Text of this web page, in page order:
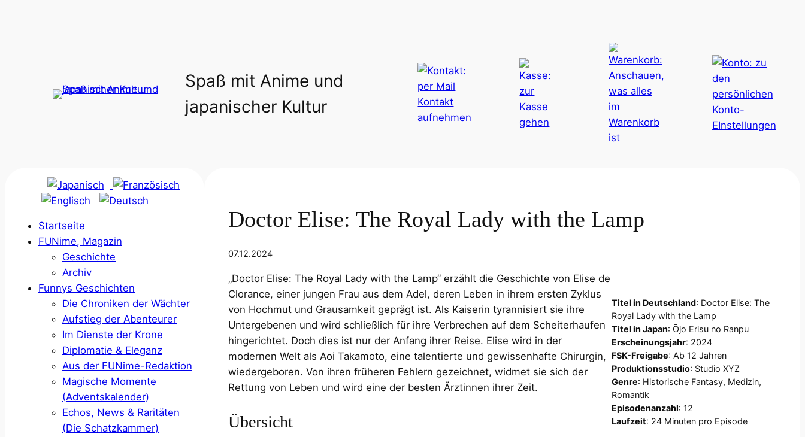
Spaß mit Anime und
japanischer Kultur
Startseite
FUNime, Magazin
Geschichte
Archiv
Funnys Geschichten
Die Chroniken der Wächter
Aufstieg der Abenteurer
Im Dienste der Krone
Diplomatie & Eleganz
Aus der FUNime-Redaktion
Magische Momente
(Adventskalender)
Echos, News & Raritäten
(Die Schatzkammer)
Doctor Elise: The Royal Lady with the Lamp
07.12.2024
„Doctor Elise: The Royal Lady with the Lamp“ erzählt die Geschichte von Elise de
Clorance, einer jungen Frau aus dem Adel, deren Leben in ihrem ersten Zyklus
von Hochmut und Grausamkeit geprägt ist. Als Kaiserin tyrannisiert sie ihre
Untergebenen und wird schließlich für ihre Verbrechen auf dem Scheiterhaufen
hingerichtet. Doch dies ist nur der Anfang ihrer Reise. Elise wird in der
modernen Welt als Aoi Takamoto, eine talentierte und gewissenhafte Chirurgin,
wiedergeboren. Von ihren früheren Fehlern gezeichnet, widmet sie sich der
Rettung von Leben und wird eine der besten Ärztinnen ihrer Zeit.
Übersicht
Titel in Deutschland: Doctor Elise: The
Royal Lady with the Lamp
Titel in Japan: Ōjo Erisu no Ranpu
Erscheinungsjahr: 2024
FSK-Freigabe: Ab 12 Jahren
Produktionsstudio: Studio XYZ
Genre: Historische Fantasy, Medizin,
Romantik
Episodenanzahl: 12
Laufzeit: 24 Minuten pro Episode